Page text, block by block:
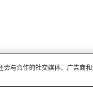
与合作的社交媒体、广告商